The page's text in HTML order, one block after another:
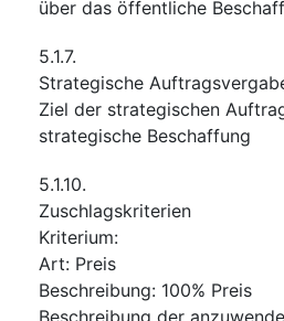
über das öffentliche
5.1.7.
Strategische
Ziel der strategischen
strategische Beschaffung
5.1.10.
Zuschlagskriterien
Kriterium:
Art: Preis
Beschreibung: 100% Preis
Beschreibung der